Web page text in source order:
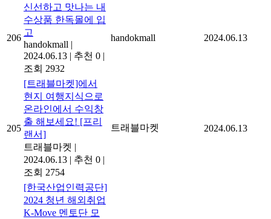
206
신선하고 맛나는 내
수상품 한독몰에 입
고
handokmall |
2024.06.13 | 추천 0 |
조회 2932
handokmall 2024.06.13
205
[트래블마켓]에서
현지 여행지식으로
온라인에서 수익창
출 해보세요! [프리
랜서]
트래블마켓 |
2024.06.13 | 추천 0 |
조회 2754
트래블마켓 2024.06.13
[한국산업인력공단]
2024 청년 해외취업
K-Move 멘토단 모